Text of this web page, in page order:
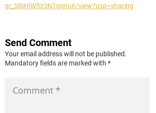
qr_SBjHiW5z3N1gqnu6/view?usp=sharing
Send Comment
Your email address will not be published.
Mandatory fields are marked with *